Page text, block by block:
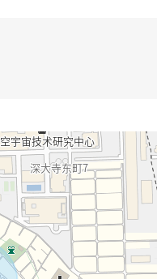
甚至初次来访的用户放心
款可是想换，"甚至什么
我们联系。